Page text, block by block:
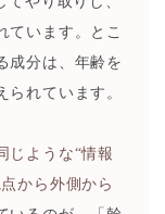
ています。とこ
成分は、年齢を
れています。
じような“情報
から外側から